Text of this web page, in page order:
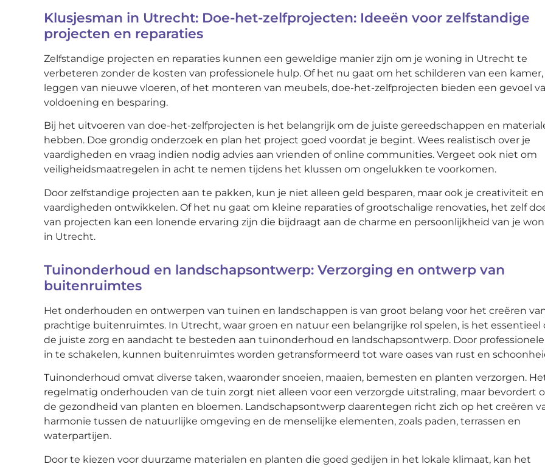
Klusjesman in Utrecht: Doe-het-zelfprojecten: Ideeën voor zelfstandige
projecten en reparaties
Zelfstandige projecten en reparaties kunnen een geweldige manier zijn om je woning in Utrecht te
verbeteren zonder de kosten van professionele hulp. Of het nu gaat om het schilderen van een
leggen van nieuwe vloeren, of het monteren van meubels, doe-het-zelfprojecten bieden een gevoel
voldoening en besparing.
Bij het uitvoeren van doe-het-zelfprojecten is het belangrijk om de juiste gereedschappen en
hebben. Doe grondig onderzoek en plan het project goed voordat je begint. Wees realistisch over je
vaardigheden en vraag indien nodig advies aan vrienden of online communities. Vergeet ook niet om
veiligheidsmaatregelen in acht te nemen tijdens het klussen om ongelukken te voorkomen.
Door zelfstandige projecten aan te pakken, kun je niet alleen geld besparen, maar ook je creativiteit en
vaardigheden ontwikkelen. Of het nu gaat om kleine reparaties of grootschalige renovaties, het zelf
van projecten kan een lonende ervaring zijn die bijdraagt aan de charme en persoonlijkheid van je
in Utrecht.
Tuinonderhoud en landschapsontwerp: Verzorging en ontwerp van
buitenruimtes
Het onderhouden en ontwerpen van tuinen en landschappen is van groot belang voor het creëren
prachtige buitenruimtes. In Utrecht, waar groen en natuur een belangrijke rol spelen, is het essentieel
de juiste zorg en aandacht te besteden aan tuinonderhoud en landschapsontwerp. Door
in te schakelen, kunnen buitenruimtes worden getransformeerd tot ware oases van rust en
Tuinonderhoud omvat diverse taken, waaronder snoeien, maaien, bemesten en planten verzorgen.
regelmatig onderhouden van de tuin zorgt niet alleen voor een verzorgde uitstraling, maar bevordert
de gezondheid van planten en bloemen. Landschapsontwerp daarentegen richt zich op het creëren
harmonie tussen de natuurlijke omgeving en de menselijke elementen, zoals paden, terrassen en
waterpartijen.
Door te kiezen voor duurzame materialen en planten die goed gedijen in het lokale klimaat, kan het